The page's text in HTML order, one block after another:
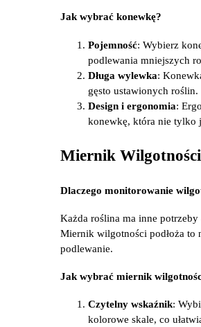
Jak wybrać konewkę?
Pojemność: Wybierz
podlewania mniejszych
Długa wylewka:
gęsto ustawionych roślin.
Design i ergonomia:
konewkę, która nie tylko
Miernik Wilgotności
Dlaczego monitorowanie
Każda roślina ma inne
Miernik wilgotności podłoża to
podlewanie.
Jak wybrać miernik
Czytelny wskaźnik:
kolorowe skale, co